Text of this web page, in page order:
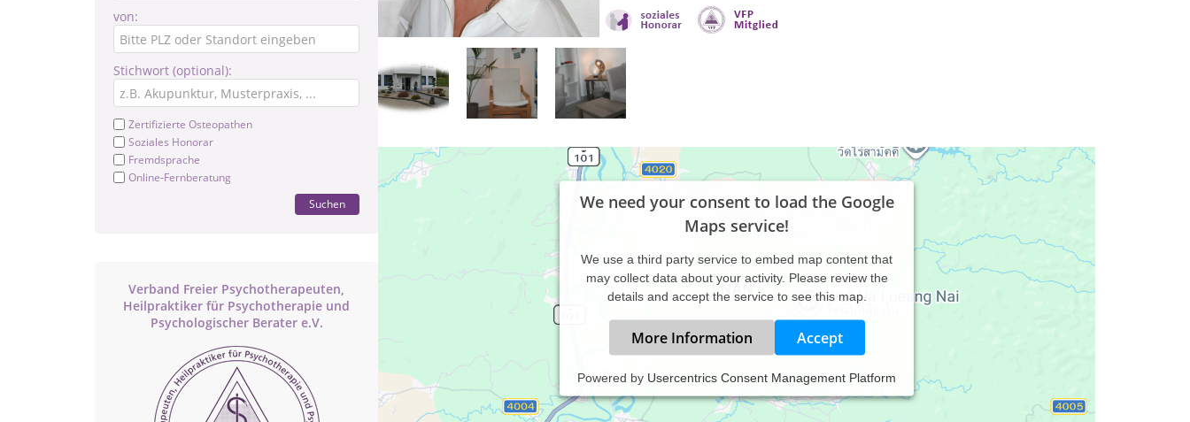
von:
Stichwort (optional):
Zertifizierte Osteopathen
Soziales Honorar
Fremdsprache
Online-Fernberatung
Suchen
Verband Freier Psychotherapeuten,
Heilpraktiker für Psychotherapie und
Psychologischer Berater e.V.
We need your consent to load the Google
Maps service!
We use a third party service to embed map content that
may collect data about your activity. Please review the
details and accept the service to see this map.
More Information Accept
Powered by Usercentrics Consent Management Platform
Nach fast 30 Jahren Erfahrung im Umgang mit den Wünschen und Bedürfnissen der Menschen, aus Erziehung, Pflege,
Betreuung, Leitung und Motivation, lege ich meinen Focus jetzt auf die Seele der Menschen, um die Wertschätzung und